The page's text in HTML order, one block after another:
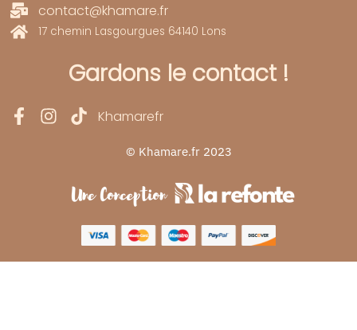
contact@khamare.fr
17 chemin Lasgourgues 64140 Lons
Gardons le contact !
Khamarefr
© Khamare.fr 2023